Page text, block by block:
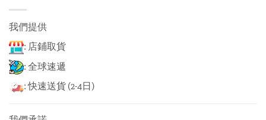
我們提供
: 店鋪取貨
: 全球速遞
: 快速送貨 (2-4日)